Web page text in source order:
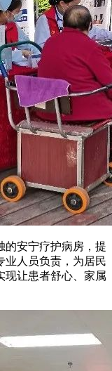
的安宁疗护病房，提
业人员负责，为居民
现让患者舒心、家属